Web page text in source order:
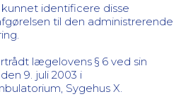
identificere disse
til den administrerende
lægelovens § 6 ved sin
den 9. juli 2003 i
Sygehus X.